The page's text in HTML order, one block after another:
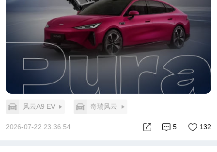
奕派M8首日订单破万，背后是市场对"黄金标准"的用
脚投票。它给20万级家用大六座立了一把新的尺子：
智能不套路、舒适不打折、动力不妥协——做不到这
三点，再低的价格也只是噱头。
大六座SUV的下半场，赢家不会是配置堆得最高的，
而是把"真实产品力"做成可感知、可验证、可信赖的
那个。奕派M8这一仗，卷的不是价格，是标准。
派M8上市##郁可唯助阵东风奕派M8上市##郁可唯为
奕派M8车主交付##东风奕派##奕派M8
风云A9 EV 奇瑞风云
2026-07-22 23:36:54 132
5